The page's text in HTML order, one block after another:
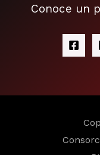
Conoce un